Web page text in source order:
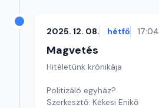
2025. 12. 08. hétfő 17:04
Magvetés
Hitéletünk krónikája
Politizáló egyház?
Szerkesztő: Kékesi Enikő